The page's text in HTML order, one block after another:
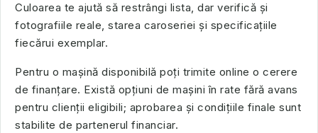
Culoarea te ajută să restrângi lista, dar verifică și
fotografiile reale, starea caroseriei și specificațiile
fiecărui exemplar.
Pentru o mașină disponibilă poți trimite online o cerere
de finanțare. Există opțiuni de mașini în rate fără avans
pentru clienții eligibili; aprobarea și condițiile finale sunt
stabilite de partenerul financiar.